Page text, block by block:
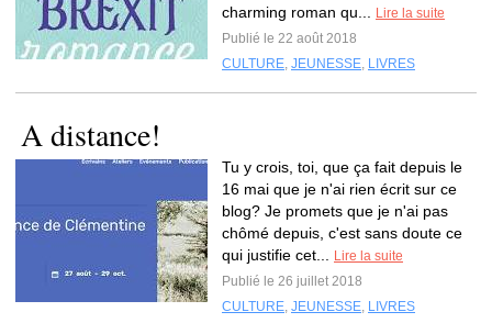
charming roman qu...
Lire la suite
Publié le 22 août 2018
CULTURE, JEUNESSE, LIVRES
A distance!
Tu y crois, toi, que ça fait depuis le
16 mai que je n'ai rien écrit sur ce
blog? Je promets que je n'ai pas
chômé depuis, c'est sans doute ce
qui justifie cet...
Lire la suite
Publié le 26 juillet 2018
CULTURE, JEUNESSE, LIVRES